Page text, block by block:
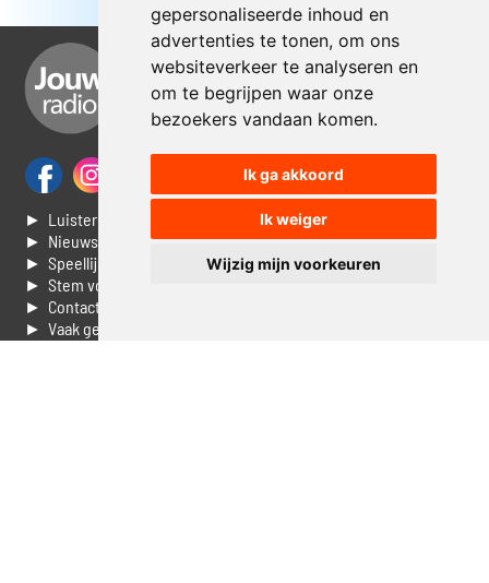
gepersonaliseerde inhoud en
advertenties te tonen, om ons
websiteverkeer te analyseren en
om te begrijpen waar onze
bezoekers vandaan komen.
Ik ga akkoord
Ik weiger
Wijzig mijn voorkeuren
► Luisteren naar Jouwradio
► Nieuws
► Speellijst
► Stem voor de Dag top 3
► Contacteer ons
► Vaak gestelde vragen